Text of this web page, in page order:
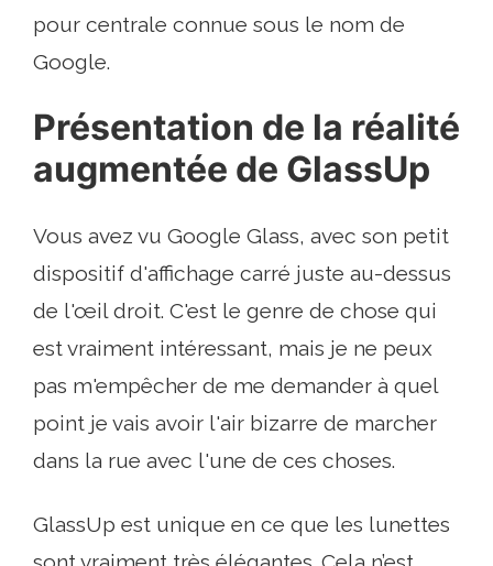
pour centrale connue sous le nom de
Google.
Présentation de la réalité
augmentée de GlassUp
Vous avez vu Google Glass, avec son petit
dispositif d'affichage carré juste au-dessus
de l'œil droit. C'est le genre de chose qui
est vraiment intéressant, mais je ne peux
pas m'empêcher de me demander à quel
point je vais avoir l'air bizarre de marcher
dans la rue avec l'une de ces choses.
GlassUp est unique en ce que les lunettes